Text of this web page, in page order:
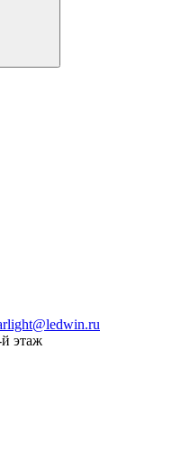
этаж